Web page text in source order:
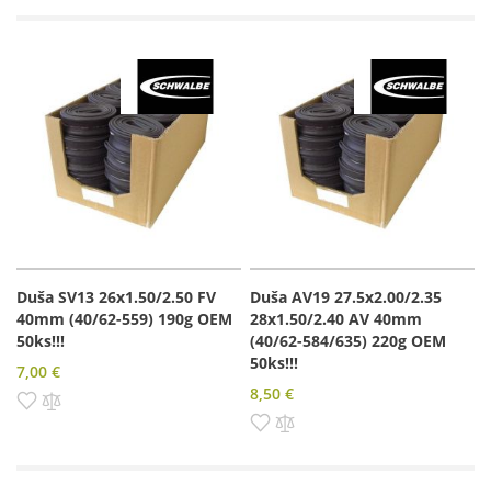
Duša SV13 26x1.50/2.50 FV
40mm (40/62-559) 190g OEM
50ks!!!
7,00 €
Pridať do zoznamu prianí
Duša AV19 27.5x2.00/2.35
28x1.50/2.40 AV 40mm
(40/62-584/635) 220g OEM
50ks!!!
8,50 €
Pridať do zoznamu prianí